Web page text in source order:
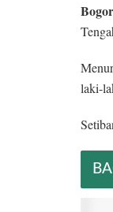
laki-